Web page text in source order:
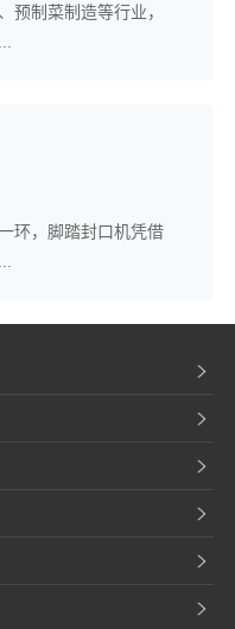
预制菜制造等行业，
环，脚踏封口机凭借